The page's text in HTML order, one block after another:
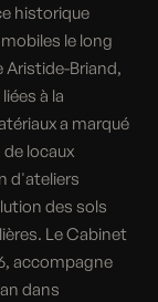
historique
le long
Aristide-Briand,
à la
a marqué
locaux
d'ateliers
des sols
Le Cabinet
accompagne
dans